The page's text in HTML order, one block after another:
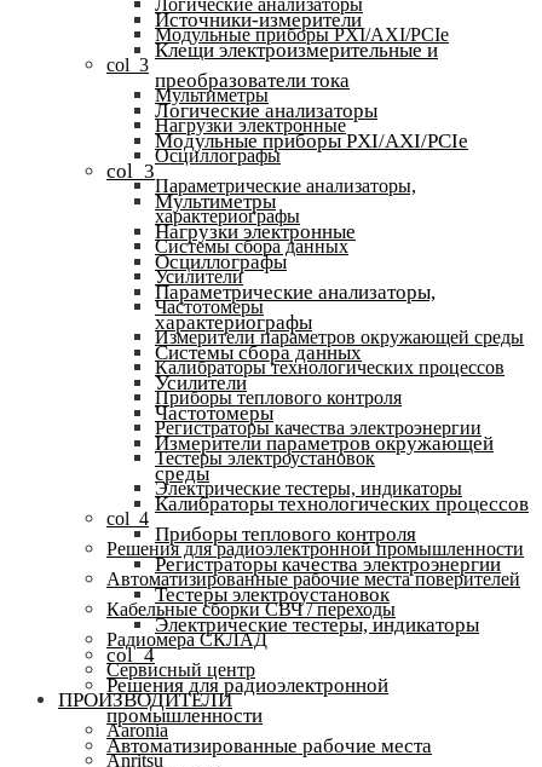
Логические анализаторы
Модульные приборы PXI/AXI/PCIe
col_3
Мультиметры
Нагрузки электронные
Осциллографы
Параметрические анализаторы,
характериографы
Системы сбора данных
Усилители
Частотомеры
Измерители параметров окружающей среды
Калибраторы технологических процессов
Приборы теплового контроля
Регистраторы качества электроэнергии
Тестеры электроустановок
Электрические тестеры, индикаторы
col_4
Решения для радиоэлектронной промышленности
Автоматизированные рабочие места поверителей
Кабельные сборки СВЧ / переходы
Радиомера СКЛАД
Сервисный центр
ПРОИЗВОДИТЕЛИ
Aaronia
Anritsu
Источники-измерители
Клещи электроизмерительные и
преобразователи тока
Логические анализаторы
Модульные приборы PXI/AXI/PCIe
col_3
Мультиметры
Нагрузки электронные
Осциллографы
Параметрические анализаторы,
характериографы
Системы сбора данных
Усилители
Частотомеры
Измерители параметров окружающей
среды
Калибраторы технологических процессов
Приборы теплового контроля
Регистраторы качества электроэнергии
Тестеры электроустановок
Электрические тестеры, индикаторы
col_4
Решения для радиоэлектронной
промышленности
Автоматизированные рабочие места